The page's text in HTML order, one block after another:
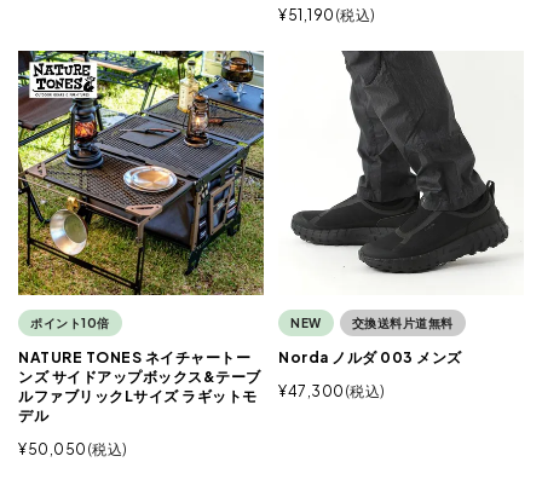
¥51,190 税込
ポイント10倍
NATURE TONES ネイチャートー
ンズ サイドアップボックス&テーブ
ルファブリックLサイズ ラギットモ
デル
¥50,050 税込
NEW 交換送料片道無料
Norda ノルダ 003 メンズ
¥47,300 税込